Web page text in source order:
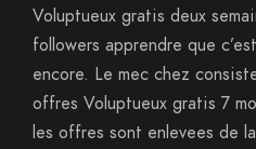
Voluptueux gratis deux
followers apprendre que
encore. Le mec chez
offres Voluptueux gratis 7
les offres sont enlevees de